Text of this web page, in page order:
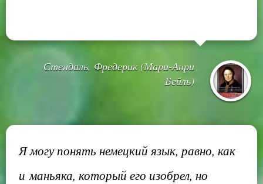
Стендаль, Фредерик (Мари-Анри
Бейль)
Я могу понять немецкий язык, равно, как
и маньяка, который его изобрел, но